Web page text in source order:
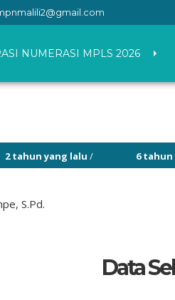
NUMERASI MPLS 2026
yang lalu/ 6 tahun
S.Pd.
Data